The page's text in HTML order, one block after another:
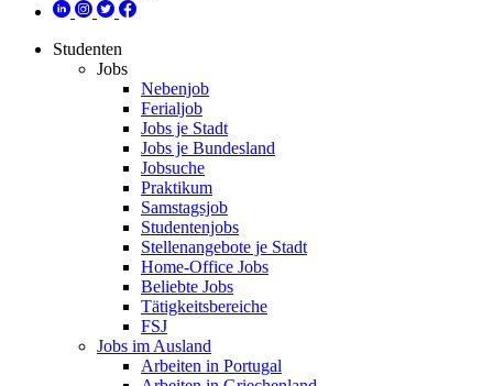
Studenten
Jobs
Nebenjob
Ferialjob
Jobs je Stadt
Jobs je Bundesland
Jobsuche
Praktikum
Samstagsjob
Studentenjobs
Stellenangebote je Stadt
Home-Office Jobs
Beliebte Jobs
Tätigkeitsbereiche
FSJ
Jobs im Ausland
Arbeiten in Portugal